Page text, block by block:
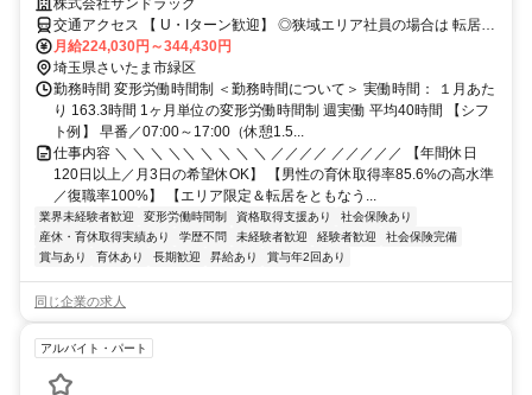
マなし／年収例32歳SV816万円／販促企画～商品管理など店舗運営がメ
インの仕事
株式会社サンドラッグ
交通アクセス 【 U・Iターン歓迎】 ◎狭域エリア社員の場合は 転居を
伴う転勤はありません。 ◎マイカー通勤OK
月給224,030円～344,430円
埼玉県さいたま市緑区
勤務時間 変形労働時間制 ＜勤務時間について＞ 実働時間： １月あた
り 163.3時間 1ヶ月単位の変形労働時間制 週実働 平均40時間 【シフ
ト例】 早番／07:00～17:00（休憩1.5...
仕事内容 ＼ ＼ ＼ ＼＼ ＼ ＼ ＼ ＼ ／／／／ ／／／／／ 【年間休日
120日以上／月3日の希望休OK】 【男性の育休取得率85.6%の高水準
／復職率100%】 【エリア限定＆転居をともなう...
業界未経験者歓迎 変形労働時間制 資格取得支援あり
社会保険あり
産休・育休取得実績あり
学歴不問 未経験者歓迎 経験者歓迎
社会保険完備
賞与あり
育休あり 長期歓迎 昇給あり 賞与年2回あり
同じ企業の求人
アルバイト・パート